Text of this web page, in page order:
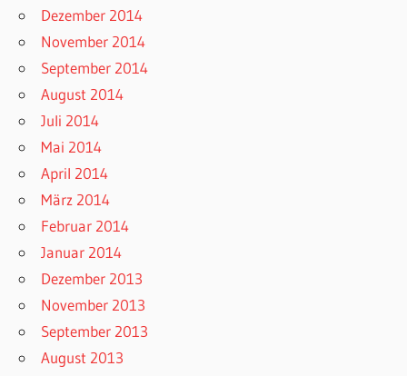
Dezember 2014
November 2014
September 2014
August 2014
Juli 2014
Mai 2014
April 2014
März 2014
Februar 2014
Januar 2014
Dezember 2013
November 2013
September 2013
August 2013